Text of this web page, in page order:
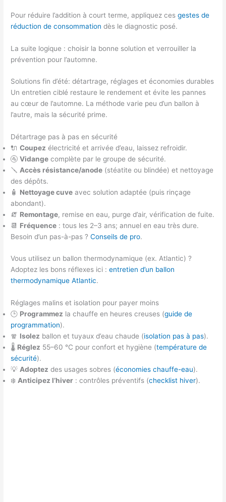
Pour réduire l’addition à court terme, appliquez cesgestes de
réduction de consommation dès le diagnostic posé.
La suite logique : choisir la bonne solution et verrouiller la
prévention pour l’automne.
Solutions fin d’été: détartrage, réglages et économies durables
Un entretien ciblé restaure le rendement et évite les pannes
au cœur de l’automne. La méthode varie peu d’un ballon à
l’autre, mais la sécurité prime.
Détartrage pas à pas en sécurité
🔌Coupez électricité et arrivée d’eau, laissez refroidir.
🚰Vidange complète par le groupe de sécurité.
🪛Accès résistance/anode (stéatite ou blindée) et nettoyage
des dépôts.
🧴 Nettoyage cuve avec solution adaptée (puis rinçage
abondant).
🧯 Remontage, remise en eau, purge d’air, vérification de fuite.
📆 Fréquence : tous les 2–3 ans; annuel en eau très dure.
Besoin d’un pas-à-pas ?Conseils de pro.
Vous utilisez un ballon thermodynamique (ex. Atlantic) ?
Adoptez les bons réflexes ici :entretien d’un ballon
thermodynamique Atlantic.
Réglages malins et isolation pour payer moins
🕒 Programmez la chauffe en heures creuses (guide de
programmation).
🧣 Isolez ballon et tuyaux d’eau chaude (isolation pas à pas).
🌡️ Réglez 55–60 °C pour confort et hygiène (température de
sécurité).
💡 Adoptez des usages sobres (économies chauffe-eau).
❄️ Anticipez l’hiver : contrôles préventifs (checklist hiver).